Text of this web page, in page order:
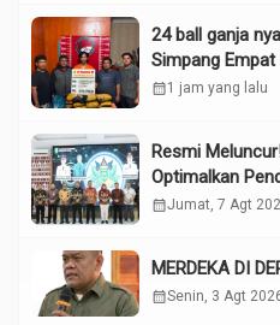
24 ball ganja
Simpang
calendar_month1 jam yang lalu
Resmi
Optimalkan
calendar_monthJumat, 7 Agt
MERDEKA DI
calendar_monthSenin, 3 Agt